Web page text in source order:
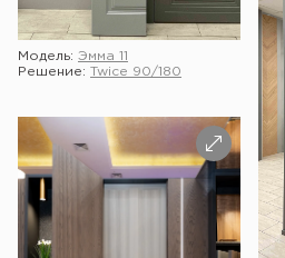
Модель: Эмма 11
Решение: Twice 90/180